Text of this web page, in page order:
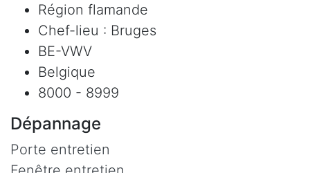
Région flamande
Chef-lieu : Bruges
BE-VWV
Belgique
8000 - 8999
Dépannage
Porte entretien